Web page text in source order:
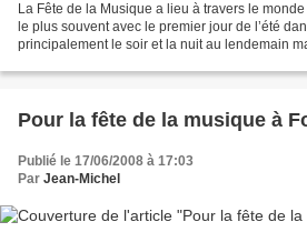
La Fête de la Musique a lieu à travers le
le plus souvent avec le premier jour de l’été
principalement le soir et la nuit au lendemain
Pour la fête de la musique à
Publié le 17/06/2008 à 17:03
Par Jean-Michel